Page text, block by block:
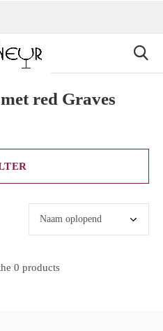
red Graves
0 products